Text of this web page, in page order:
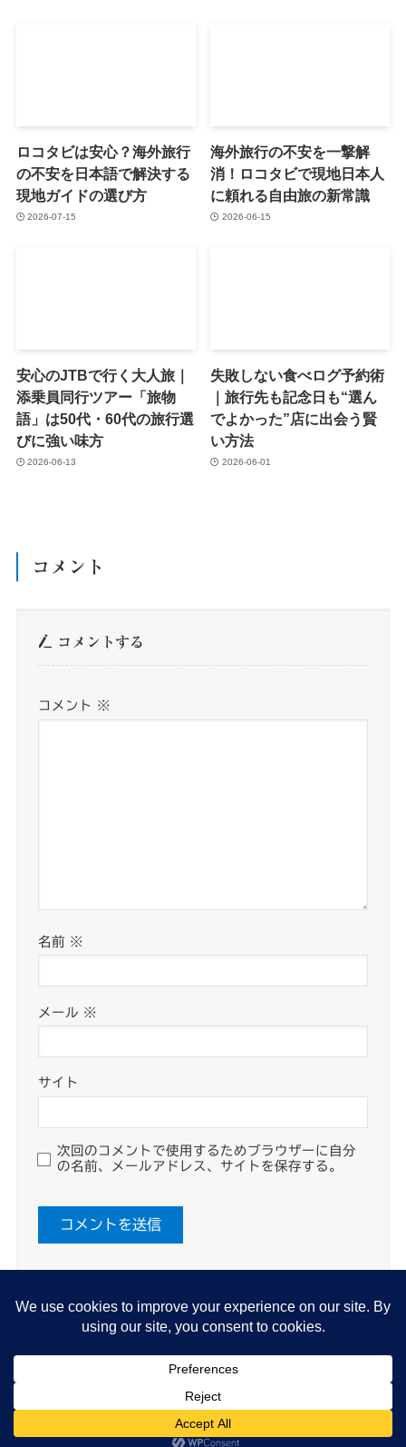
ロコタビは安心？海外旅行
の不安を日本語で解決する
現地ガイドの選び方
2026-07-15
海外旅行の不安を一撃解
消！ロコタビで現地日本人
に頼れる自由旅の新常識
2026-06-15
安心のJTBで行く大人旅｜
添乗員同行ツアー「旅物
語」は50代・60代の旅行選
びに強い味方
2026-06-13
失敗しない食べログ予約術
｜旅行先も記念日も“選ん
でよかった”店に出会う賢
い方法
2026-06-01
コメント
コメントする
コメント ※
名前 ※
メール ※
サイト
次回のコメントで使用するためブラウザーに自分
の名前、メールアドレス、サイトを保存する。
プライバシーポリシー
©たらっぺブログ もっと豊かに 旅と生活.